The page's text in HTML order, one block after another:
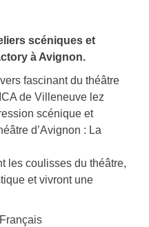
scéniques et
à Avignon.
fascinant du théâtre
de Villeneuve lez
scénique et
d’Avignon : La
les coulisses du théâtre,
et vivront une
Français